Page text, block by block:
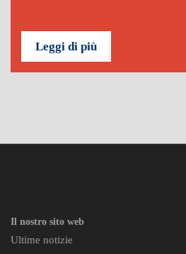
Leggi di più
Il nostro sito web
Ultime notizie